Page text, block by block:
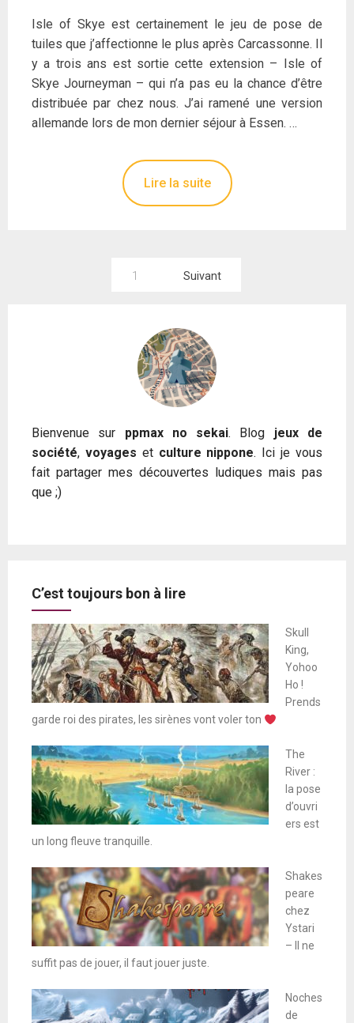
Isle of Skye est certainement le jeu de pose de
tuiles que j’affectionne le plus après Carcassonne. Il
y a trois ans est sortie cette extension – Isle of
Skye Journeyman – qui n’a pas eu la chance d’être
distribuée par chez nous. J’ai ramené une version
allemande lors de mon dernier séjour à Essen. …
Lire la suite
1 Suivant
Bienvenue sur ppmax no sekai. Blog jeux de
société, voyages et culture nippone. Ici je vous
fait partager mes découvertes ludiques mais pas
que ;)
C’est toujours bon à lire
Skull
King,
Yohoo
Ho !
Prends
garde roi des pirates, les sirènes vont voler ton
The
River :
la pose
d’ouvri
ers est
un long fleuve tranquille.
Shakes
peare
chez
Ystari
– Il ne
suffit pas de jouer, il faut jouer juste.
Noches
de